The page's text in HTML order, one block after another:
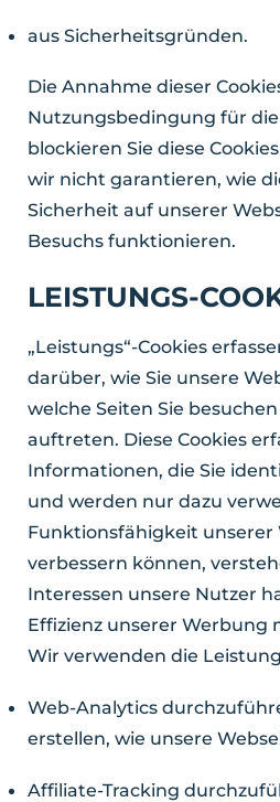
aus Sicherheitsgründen.
Die Annahme dieser
Nutzungsbedingung für
blockieren Sie diese
wir nicht garantieren, wie
Sicherheit auf unserer
Besuchs funktionieren.
LEISTUNGS-
„Leistungs“-Cookies
darüber, wie Sie unsere
welche Seiten Sie
auftreten. Diese Cookies
Informationen, die Sie
und werden nur dazu
Funktionsfähigkeit unserer
verbessern können,
Interessen unsere Nutzer
Effizienz unserer Werbung
Wir verwenden die
Web-Analytics
erstellen, wie unsere
Affiliate-Tracking